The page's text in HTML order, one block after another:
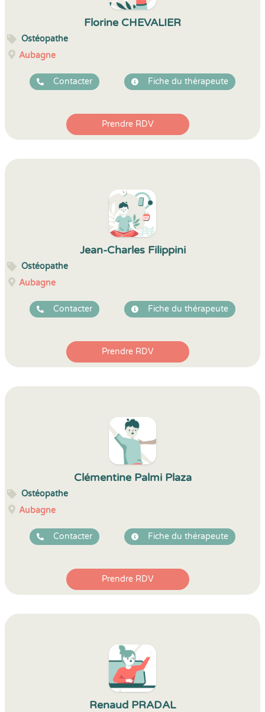
Florine CHEVALIER
Ostéopathe
Aubagne
Contacter Fiche du thérapeute
Prendre RDV
Jean-Charles Filippini
Ostéopathe
Aubagne
Contacter Fiche du thérapeute
Prendre RDV
Clémentine Palmi Plaza
Ostéopathe
Aubagne
Contacter Fiche du thérapeute
Prendre RDV
Renaud PRADAL